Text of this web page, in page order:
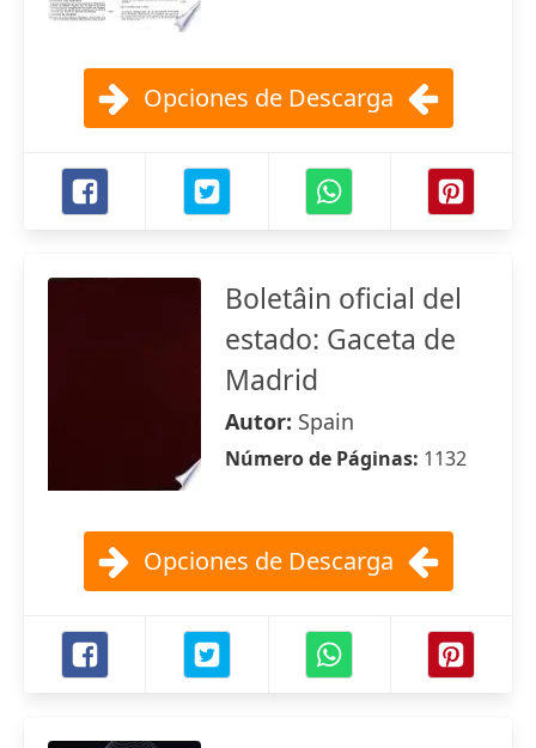
Opciones de Descarga
Boletâin oficial del
estado: Gaceta de
Madrid
Autor: Spain
Número de Páginas: 1132
Opciones de Descarga